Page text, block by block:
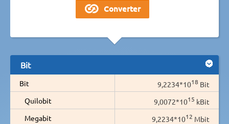
Bit
Bit 9,2234*1018 Bit
Quilobit
9,0072*1015 kBit
Megabit
9,2234*1012 Mbit